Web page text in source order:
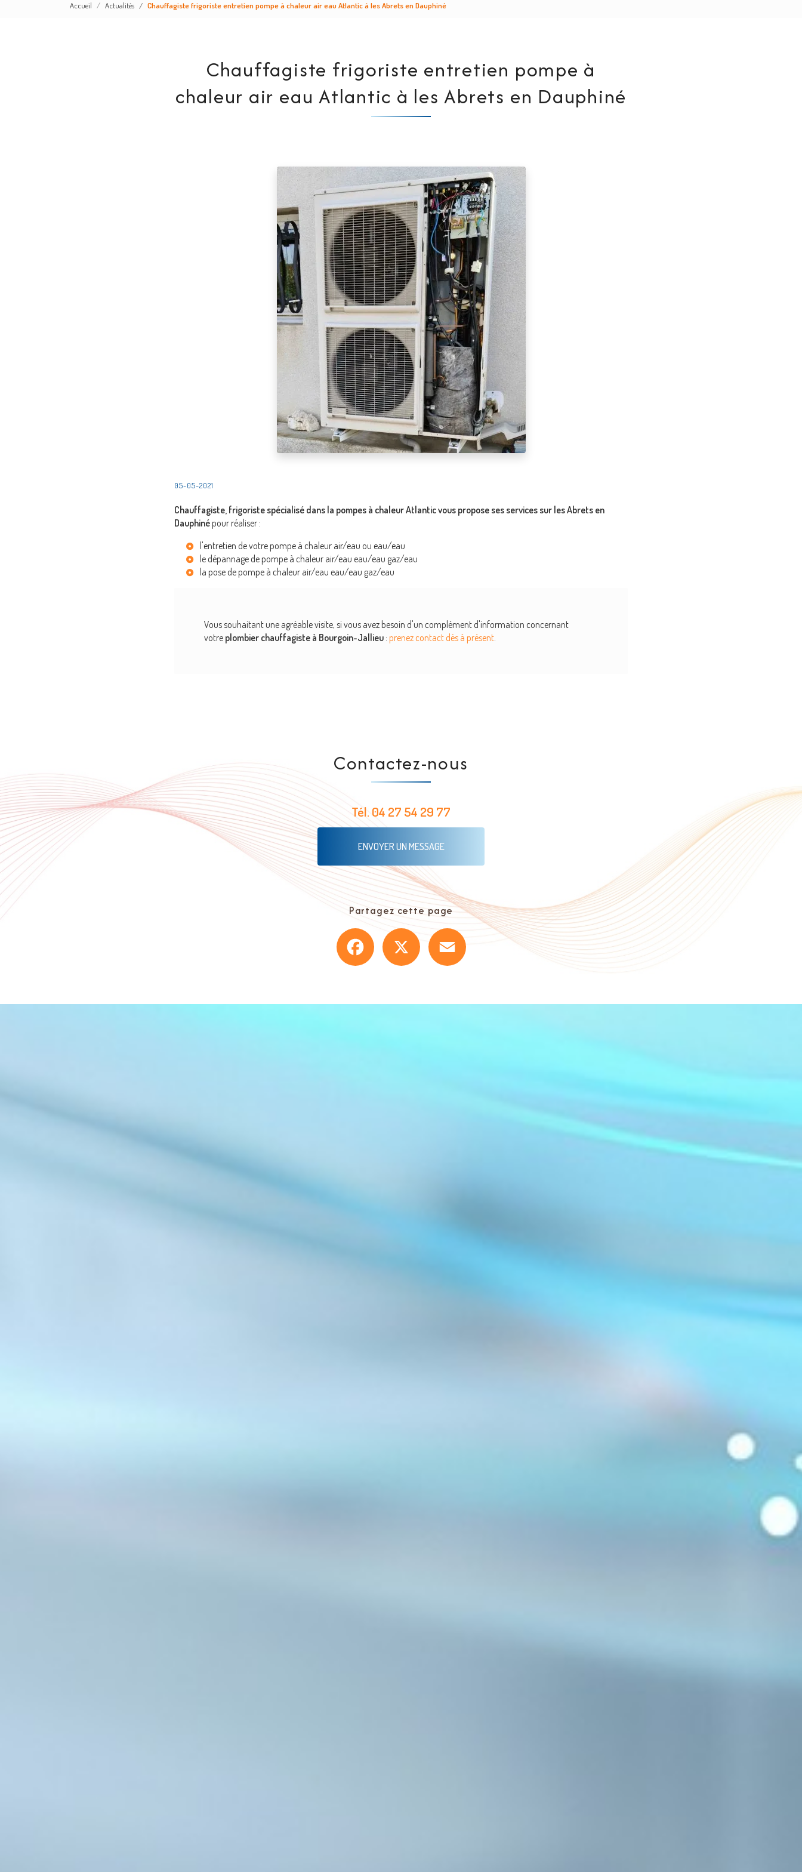
Accueil Actualités Chauffagiste frigoriste entretien pompe à chaleur air eau Atlantic à les Abrets en Dauphiné
Chauffagiste frigoriste entretien pompe à
chaleur air eau Atlantic à les Abrets en Dauphiné
05-05-2021
Chauffagiste, frigoriste spécialisé dans la pompes à chaleur Atlantic vous propose ses services sur les Abrets en
Dauphiné pour réaliser :
l'entretien de votre pompe à chaleur air/eau ou eau/eau
le dépannage de pompe à chaleur air/eau eau/eau gaz/eau
la pose de pompe à chaleur air/eau eau/eau gaz/eau
Vous souhaitant une agréable visite, si vous avez besoin d'un complément d'information concernant
votre plombier chauffagiste à Bourgoin-Jallieu : prenez contact dès à présent.
Contactez-nous
Tél. 04 27 54 29 77
ENVOYER UN MESSAGE
Partagez cette page
Facebook